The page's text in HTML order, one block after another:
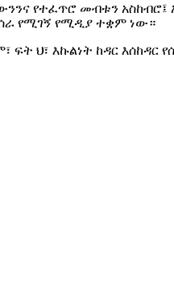
የተፈጥሮ መብቱን አስከብሮ፤
የሚገኝ የሚዲያ ተቋም ነው።
እኩልነት ከዳር እሰከዳር